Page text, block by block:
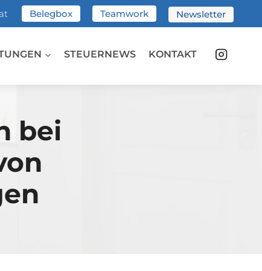
Belegbox Teamwork Newsletter
STEUERNEWS KONTAKT
bei